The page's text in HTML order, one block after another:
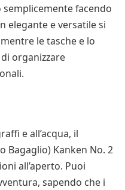
facendo
elegante e versatile si
le tasche e lo
organizzare
e all’acqua, il
Bagaglio) Kanken No. 2
all’aperto. Puoi
sapendo che i